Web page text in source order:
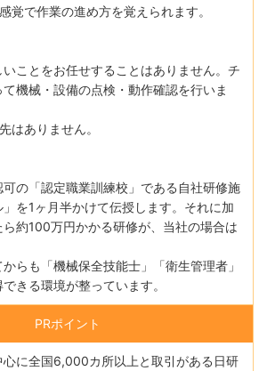
覚で作業の進め方を覚えられます。
ことをお任せすることはありません。チ
機械・設備の点検・動作確認を行いま
はありません。
可の「認定職業訓練校」である自社研修施
を1ヶ月半かけて伝授します。それに加
ら約100万円かかる研修が、当社の場合は
らも「機械保全技能士」「衛生管理者」
きる環境が整っています。
PRポイント
心に全国6,000カ所以上と取引がある日研